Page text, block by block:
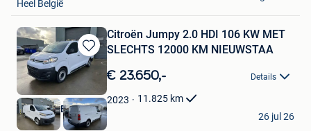
Heel België
Bewaren
in
Mijn
Favorieten
Citroën Jumpy 2.0 HDI 106 KW MET
SLECHTS 12000 KM NIEUWSTAA
€ 23.650,- Details
2023 11.825 km
Autoweld BV
Ravels
26 jul 26